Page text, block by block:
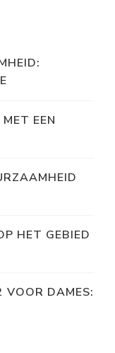
EEN
HET GEBIED
VOOR DAMES: